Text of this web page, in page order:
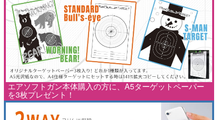
エアソフトガン本体購入の方に、A5ターゲットペーパー
を3枚プレゼント！